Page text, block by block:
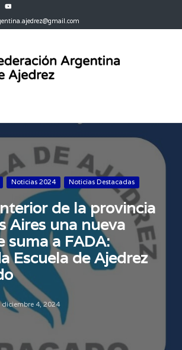
youtube.com
Noticias 2024 Noticias Destacadas
de la provincia
Aires una nueva
suma a FADA:
Escuela de Ajedrez
diciembre 4, 2024